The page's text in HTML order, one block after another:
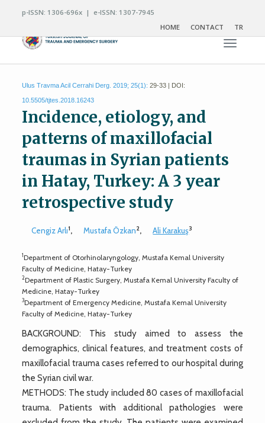
p-ISSN: 1306-696x | e-ISSN: 1307-7945
HOME
CONTACT TR
Toggle
Ulus Travma Acil Cerrahi Derg. 2019; 25(1): 29-33 | DOI:
10.5505/tjtes.2018.16243
Incidence, etiology, and
patterns of maxillofacial
traumas in Syrian patients
in Hatay, Turkey: A 3 year
retrospective study
Cengiz Arlı1, Mustafa Özkan2, Ali Karakuş3
1Department of Otorhinolaryngology, Mustafa Kemal University
Faculty of Medicine, Hatay-Turkey
2Department of Plastic Surgery, Mustafa Kemal University Faculty of
Medicine, Hatay-Turkey
3Department of Emergency Medicine, Mustafa Kemal University
Faculty of Medicine, Hatay-Turkey
BACKGROUND: This study aimed to assess the
demographics, clinical features, and treatment costs of
maxillofacial trauma cases referred to our hospital during
the Syrian civil war.
METHODS: The study included 80 cases of maxillofacial
trauma. Patients with additional pathologies were